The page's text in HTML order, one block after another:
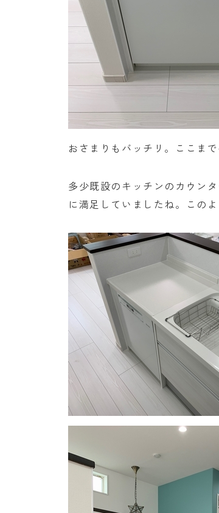
おさまりもバッチリ。ここまで
多少既設のキッチンのカウン
に満足していましたね。この